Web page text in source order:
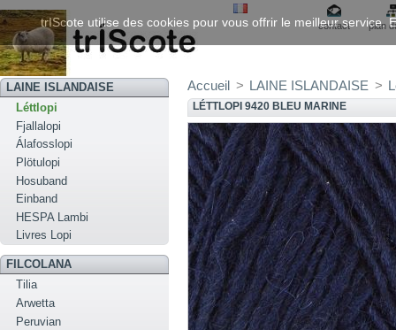
contact plan
LAINE ISLANDAISE
Léttlopi
Fjallalopi
Álafosslopi
Plötulopi
Hosuband
Einband
HESPA Lambi
Livres Lopi
FILCOLANA
Tilia
Arwetta
Peruvian
Accueil > LAINE ISLANDAISE >
LÉTTLOPI 9420 BLEU MARINE
trIScote utilise des cookies pour vous offrir le meilleur